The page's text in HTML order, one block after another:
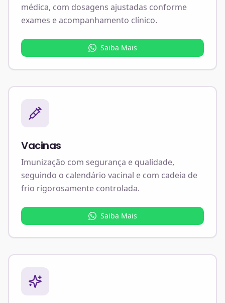
médica, com dosagens ajustadas conforme
exames e acompanhamento clínico.
Saiba Mais
Vacinas
Imunização com segurança e qualidade,
seguindo o calendário vacinal e com cadeia de
frio rigorosamente controlada.
Saiba Mais